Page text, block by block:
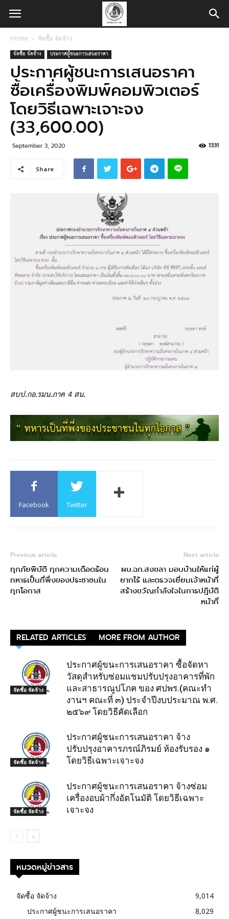
Home จัดซื้อ จัดจ้าง
จัดซื้อ จัดจ้าง ประกาศผู้ชนะการเสนอราคา
ประกาศผู้ชนะการเสนอราคา
ซื้อเครื่องพิมพ์คอมพิวเตอร์
โดยวิธีเฉพาะเจาะจง
(33,600.00)
September 3, 2020 1331
Share
สบป.กอ.รมน.ภาค 4 สน.
Facebook Twitter
Previous article
ทุกภัยพิบัติ ทุกความเดือดร้อน
ทหารเป็นที่พึ่งของประชาชนใน
ทุกโอกาส
Next article
ผบ.ฉก.สงขลา มอบบ้านให้แก่ผู้
ยากไร้ และตรวจเยี่ยมเจ้าหน้าที่
สร้างขวัญกำลังใจในการปฏิบัติ
หน้าที่
RELATED ARTICLES MORE FROM AUTHOR
จัดซื้อ จัดจ้าง
ประกาศผู้ขนะการเสนอราคา ซื้อจัดหา
วัสดุสำหรับซ่อมแชมปรับปรุงอาคารที่พัก
และสาธารณูปโภค ของ ศปพร.(คณะทำ
งานฯ คณะที่ ๓) ประจำปีงบประมาณ พ.ศ.
๒๕๖๙ โดยวิธีคัดเลือก
จัดซื้อ จัดจ้าง
ประกาศผู้ชนะการเสนอราคา จ้าง
ปรับปรุงอาคารภรณ์ภิรมย์ ห้องรับรอง ๑
โดยวิธีเฉพาะเจาะจง
จัดซื้อ จัดจ้าง
ประกาศผู้ชนะการเสนอราคา จ้างซ่อม
เครื่องอบผ้ากึ่งอัตโนมัติ โดยวิธีเฉพาะ
เจาะจง
หมวดหมู่ข่าวสาร
จัดซื้อ จัดจ้าง
9,014
ประกาศผู้ชนะการเสนอราคา
8,029